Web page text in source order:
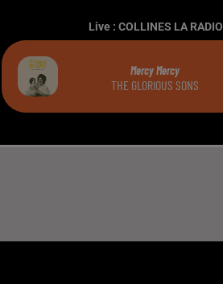
Live : COLLINES LA RADIO
Mercy Mercy
THE GLORIOUS SONS